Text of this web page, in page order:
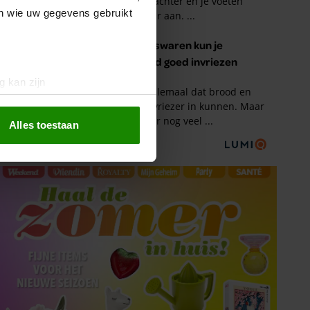
wie uw gegevens gebruikt
kan zijn
te bieden en om ons
die u aan ze heeft
met onze cookies als u
Alles toestaan